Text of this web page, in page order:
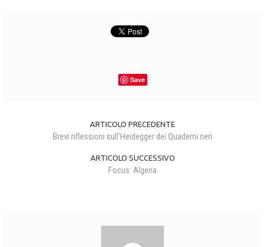
Save
ARTICOLO PRECEDENTE
Brevi riflessioni sull'Heidegger dei Quaderni neri
ARTICOLO SUCCESSIVO
Focus: Algeria